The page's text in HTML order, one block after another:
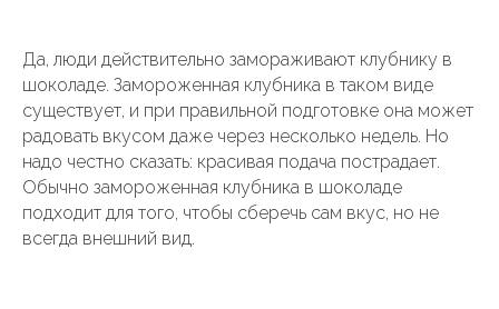
Да, люди действительно замораживают клубнику в
шоколаде. Замороженная клубника в таком виде
существует, и при правильной подготовке она может
радовать вкусом даже через несколько недель. Но
надо честно сказать: красивая подача пострадает.
Обычно замороженная клубника в шоколаде
подходит для того, чтобы сберечь сам вкус, но не
всегда внешний вид.